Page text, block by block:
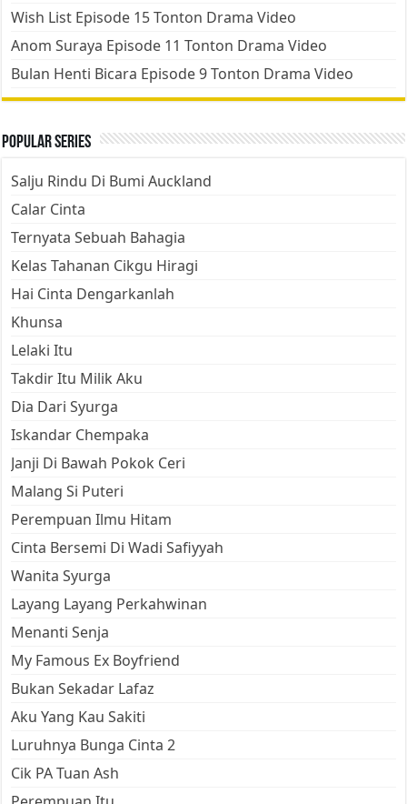
Wish List Episode 15 Tonton Drama Video
Anom Suraya Episode 11 Tonton Drama Video
Bulan Henti Bicara Episode 9 Tonton Drama Video
Popular Series
Salju Rindu Di Bumi Auckland
Calar Cinta
Ternyata Sebuah Bahagia
Kelas Tahanan Cikgu Hiragi
Hai Cinta Dengarkanlah
Khunsa
Lelaki Itu
Takdir Itu Milik Aku
Dia Dari Syurga
Iskandar Chempaka
Janji Di Bawah Pokok Ceri
Malang Si Puteri
Perempuan Ilmu Hitam
Cinta Bersemi Di Wadi Safiyyah
Wanita Syurga
Layang Layang Perkahwinan
Menanti Senja
My Famous Ex Boyfriend
Bukan Sekadar Lafaz
Aku Yang Kau Sakiti
Luruhnya Bunga Cinta 2
Cik PA Tuan Ash